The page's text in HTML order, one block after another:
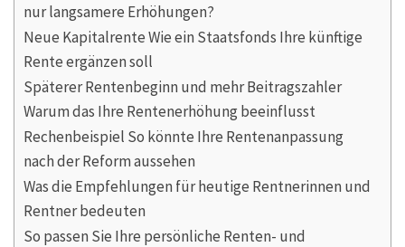
nur langsamere Erhöhungen?
Neue Kapitalrente Wie ein Staatsfonds Ihre künftige
Rente ergänzen soll
Späterer Rentenbeginn und mehr Beitragszahler
Warum das Ihre Rentenerhöhung beeinflusst
Rechenbeispiel So könnte Ihre Rentenanpassung
nach der Reform aussehen
Was die Empfehlungen für heutige Rentnerinnen und
Rentner bedeuten
So passen Sie Ihre persönliche Renten- und